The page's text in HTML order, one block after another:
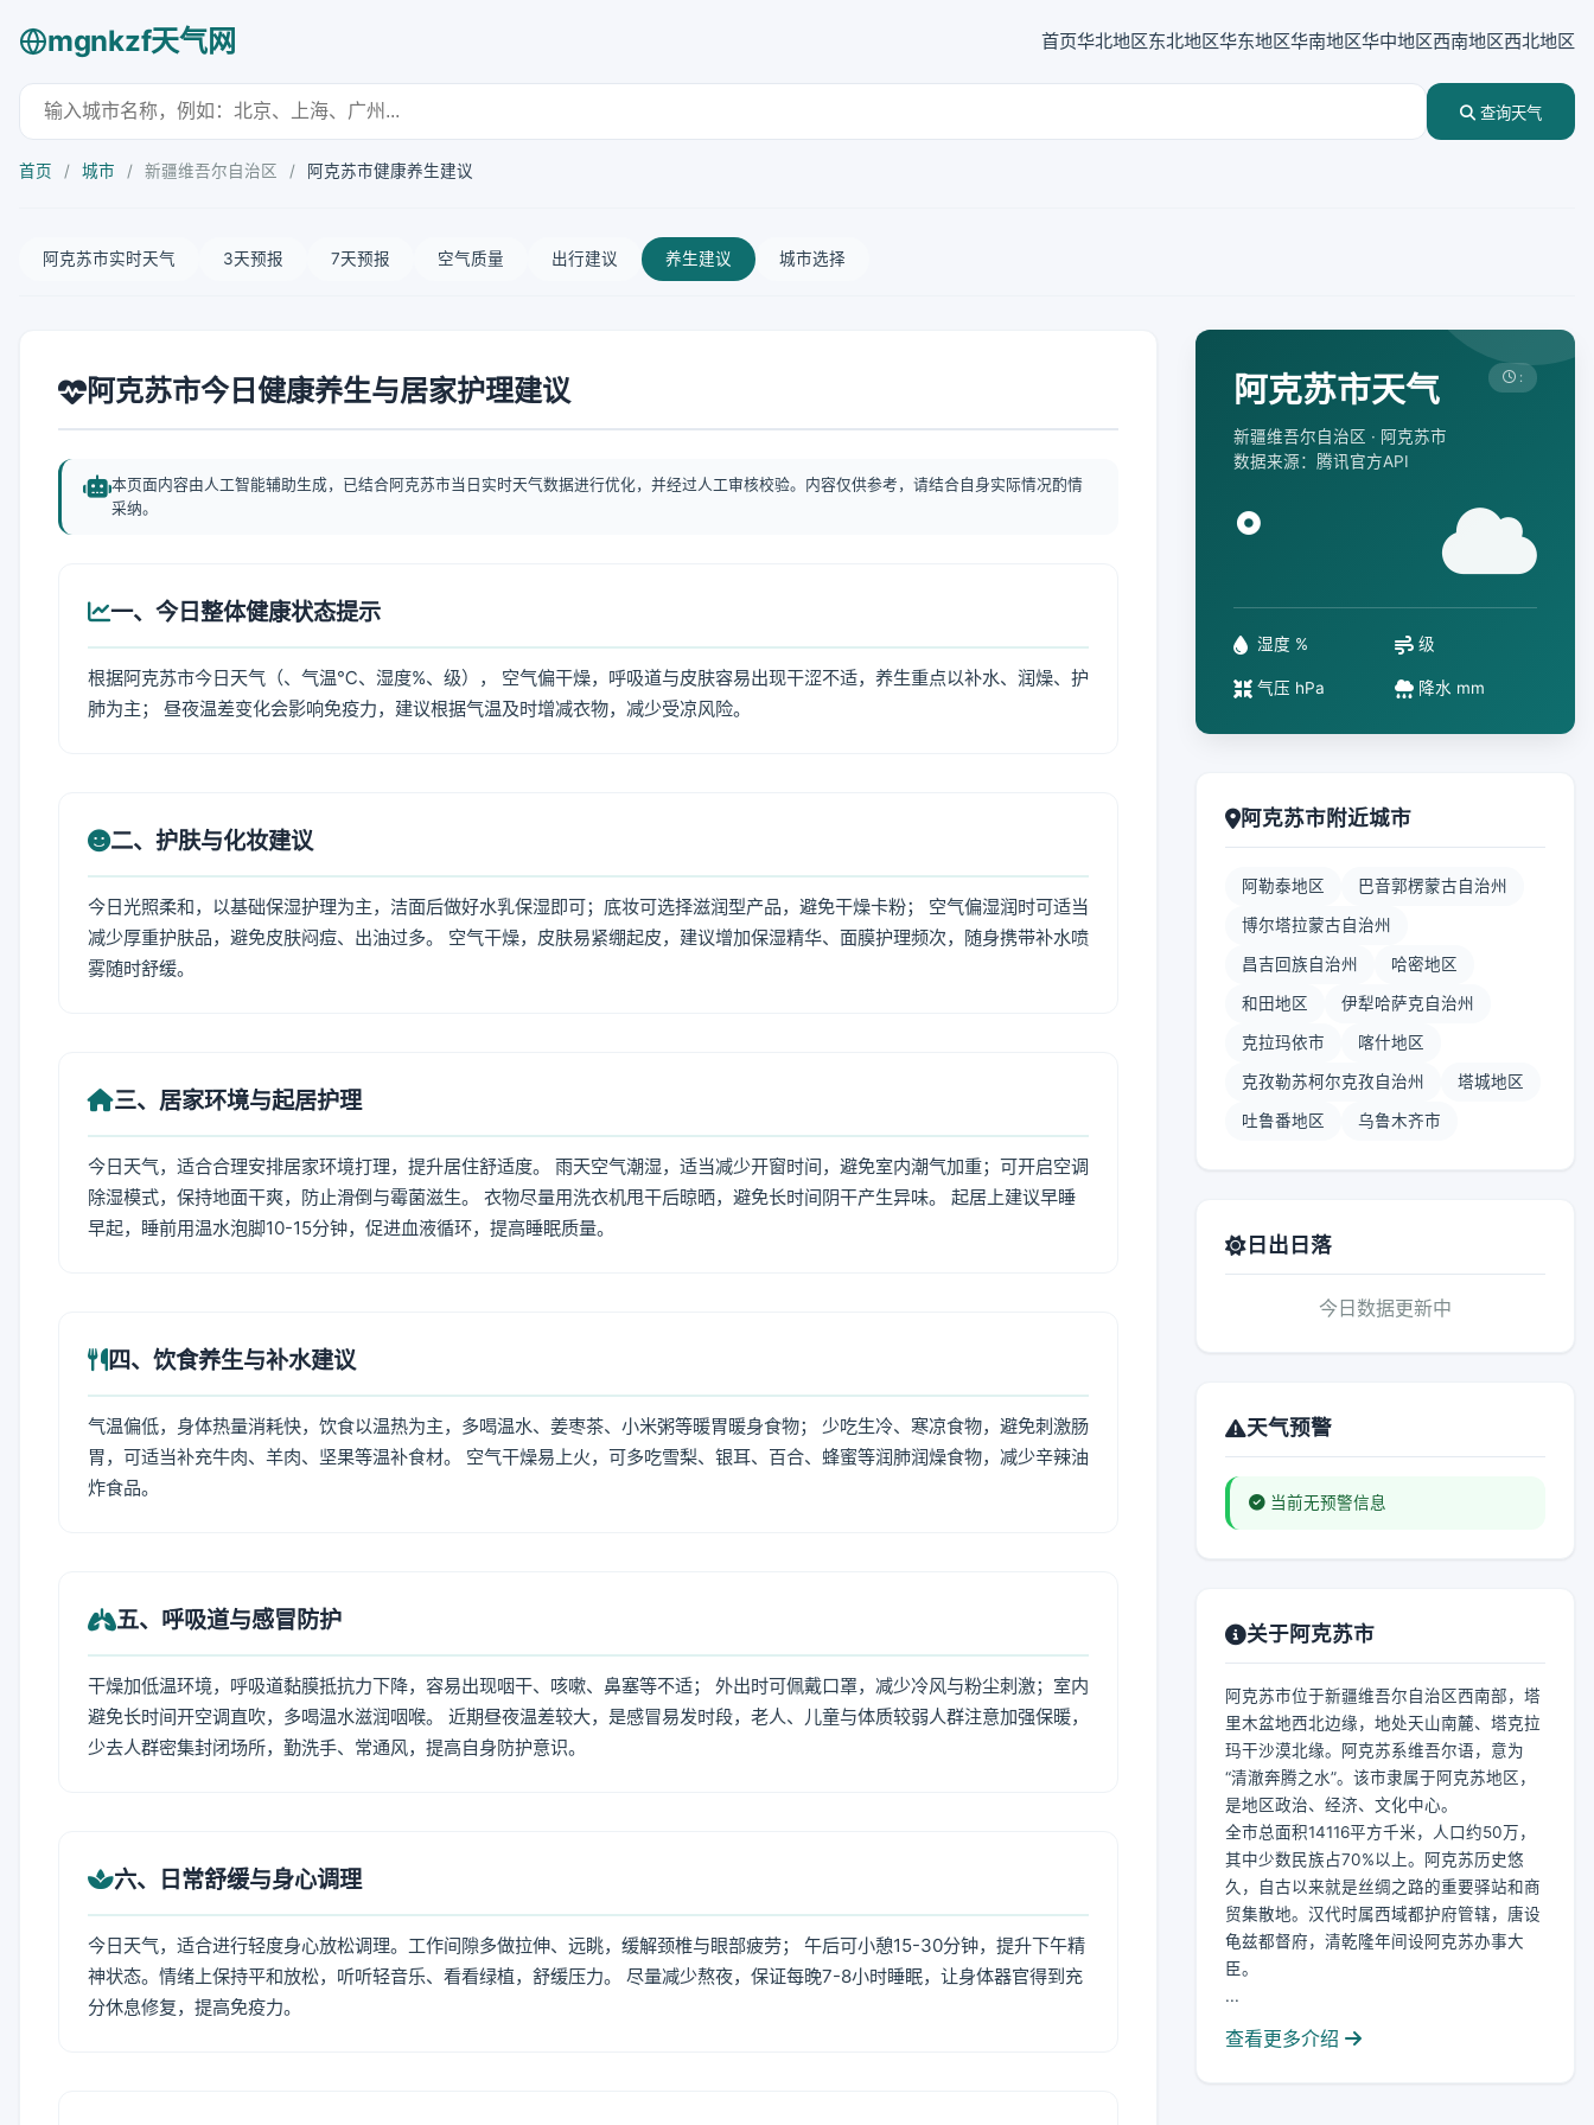
mgnkzf天气网 首页华北地区东北地区华东地区华南地区华中地区西南地区西北地区
查询天气
首页 / 城市 / 新疆维吾尔自治区 / 阿克苏市健康养生建议
阿克苏市实时天气 3天预报 7天预报 空气质量 出行建议 养生建议 城市选择
阿克苏市今日健康养生与居家护理建议
本页面内容由人工智能辅助生成，已结合阿克苏市当日实时天气数据进行优化，并经过人工审核校验。内容仅供参考，请结合自身实际情况酌情
采纳。
一、今日整体健康状态提示
根据阿克苏市今日天气（、气温℃、湿度%、级）， 空气偏干燥，呼吸道与皮肤容易出现干涩不适，养生重点以补水、润燥、护
肺为主； 昼夜温差变化会影响免疫力，建议根据气温及时增减衣物，减少受凉风险。
二、护肤与化妆建议
今日光照柔和，以基础保湿护理为主，洁面后做好水乳保湿即可；底妆可选择滋润型产品，避免干燥卡粉； 空气偏湿润时可适当
减少厚重护肤品，避免皮肤闷痘、出油过多。 空气干燥，皮肤易紧绷起皮，建议增加保湿精华、面膜护理频次，随身携带补水喷
雾随时舒缓。
三、居家环境与起居护理
今日天气，适合合理安排居家环境打理，提升居住舒适度。 雨天空气潮湿，适当减少开窗时间，避免室内潮气加重；可开启空调
除湿模式，保持地面干爽，防止滑倒与霉菌滋生。 衣物尽量用洗衣机甩干后晾晒，避免长时间阴干产生异味。 起居上建议早睡
早起，睡前用温水泡脚10-15分钟，促进血液循环，提高睡眠质量。
四、饮食养生与补水建议
气温偏低，身体热量消耗快，饮食以温热为主，多喝温水、姜枣茶、小米粥等暖胃暖身食物； 少吃生冷、寒凉食物，避免刺激肠
胃，可适当补充牛肉、羊肉、坚果等温补食材。 空气干燥易上火，可多吃雪梨、银耳、百合、蜂蜜等润肺润燥食物，减少辛辣油
炸食品。
五、呼吸道与感冒防护
干燥加低温环境，呼吸道黏膜抵抗力下降，容易出现咽干、咳嗽、鼻塞等不适； 外出时可佩戴口罩，减少冷风与粉尘刺激；室内
避免长时间开空调直吹，多喝温水滋润咽喉。 近期昼夜温差较大，是感冒易发时段，老人、儿童与体质较弱人群注意加强保暖，
少去人群密集封闭场所，勤洗手、常通风，提高自身防护意识。
六、日常舒缓与身心调理
今日天气，适合进行轻度身心放松调理。工作间隙多做拉伸、远眺，缓解颈椎与眼部疲劳； 午后可小憩15-30分钟，提升下午精
神状态。情绪上保持平和放松，听听轻音乐、看看绿植，舒缓压力。 尽量减少熬夜，保证每晚7-8小时睡眠，让身体器官得到充
分休息修复，提高免疫力。
阿克苏市天气
新疆维吾尔自治区 · 阿克苏市
数据来源：腾讯官方API
:
°
湿度 % 级
气压 hPa 降水 mm
阿克苏市附近城市
阿勒泰地区 巴音郭楞蒙古自治州
博尔塔拉蒙古自治州
昌吉回族自治州 哈密地区
和田地区 伊犁哈萨克自治州
克拉玛依市 喀什地区
克孜勒苏柯尔克孜自治州 塔城地区
吐鲁番地区 乌鲁木齐市
日出日落
今日数据更新中
天气预警
当前无预警信息
关于阿克苏市
阿克苏市位于新疆维吾尔自治区西南部，塔
里木盆地西北边缘，地处天山南麓、塔克拉
玛干沙漠北缘。阿克苏系维吾尔语，意为
“清澈奔腾之水”。该市隶属于阿克苏地区，
是地区政治、经济、文化中心。
全市总面积14116平方千米，人口约50万，
其中少数民族占70%以上。阿克苏历史悠
久，自古以来就是丝绸之路的重要驿站和商
贸集散地。汉代时属西域都护府管辖，唐设
龟兹都督府，清乾隆年间设阿克苏办事大
臣。
...
查看更多介绍